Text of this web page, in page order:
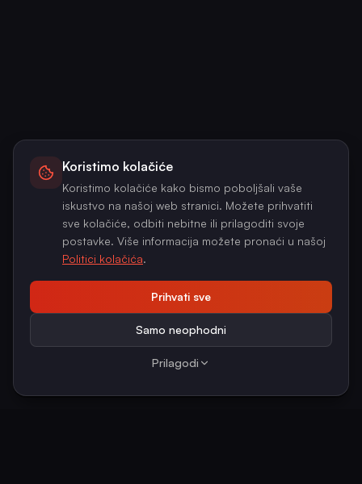
Koristimo kolačiće
Koristimo kolačiće kako bismo poboljšali vaše
iskustvo na našoj web stranici. Možete prihvatiti
sve kolačiće, odbiti nebitne ili prilagoditi svoje
postavke. Više informacija možete pronaći u našoj
Politici kolačića.
Prihvati sve
Samo neophodni
Prilagodi